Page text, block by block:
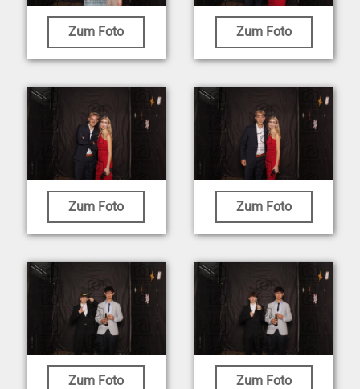
Zum Foto Zum Foto
Zum Foto Zum Foto
Zum Foto Zum Foto